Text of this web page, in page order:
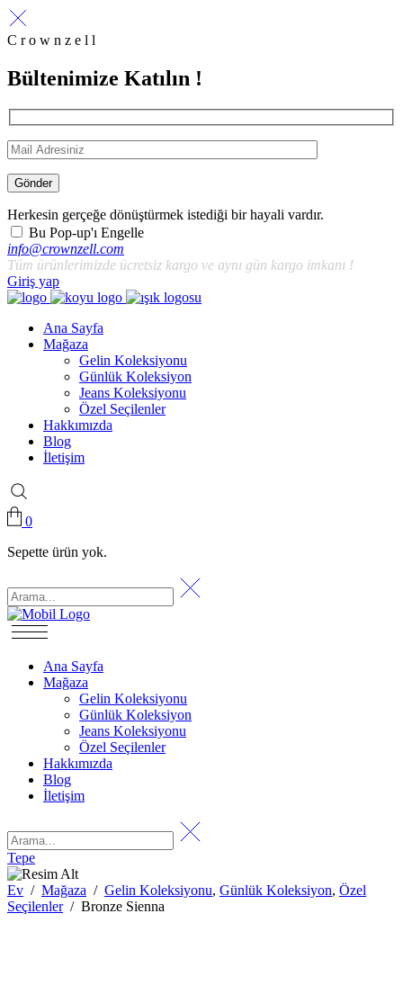
C r o w n z e l l
Bültenimize Katılın !
Gönder
Herkesin gerçeğe dönüştürmek istediği bir hayali vardır.
Bu Pop-up'ı Engelle
info@crownzell.com
Tüm ürünlerimizde ücretsiz kargo ve aynı gün kargo imkanı !
Giriş yap
Ana Sayfa
Mağaza
Gelin Koleksiyonu
Günlük Koleksiyon
Jeans Koleksiyonu
Özel Seçilenler
Hakkımızda
Blog
İletişim
0
Sepette ürün yok.
Ana Sayfa
Mağaza
Gelin Koleksiyonu
Günlük Koleksiyon
Jeans Koleksiyonu
Özel Seçilenler
Hakkımızda
Blog
İletişim
Tepe
Ev / Mağaza / Gelin Koleksiyonu, Günlük Koleksiyon, Özel
Seçilenler/ Bronze Sienna